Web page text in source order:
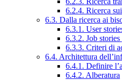
6.2.4. Ricerca
6.3. Dalla ricerca ai
6.3.1. User
6.3.2. Job
6.3.3. Criteri di
6.4. Architettura
6.4.1. Definire
6.4.2. Alberatura